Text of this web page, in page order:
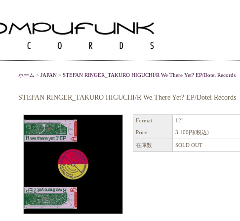
ホーム > JAPAN > STEFAN RINGER_TAKURO HIGUCHI/R We There Yet? EP/Dotei Records
STEFAN RINGER_TAKURO HIGUCHI/R We There Yet? EP/Dotei Records
Format
12"
Price
3,100円(税込)
在庫数 SOLD OUT